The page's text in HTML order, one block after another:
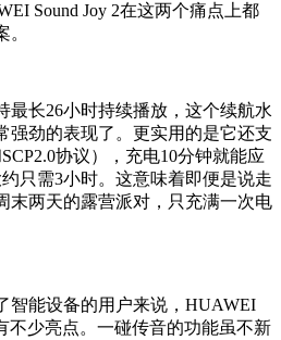
Sound Joy 2在这两个痛点上都
最长26小时持续播放，这个续航水
强劲的表现了。更实用的是它还支
协议），充电10分钟就能应
只需3小时。这意味着即便是说走
末两天的露营派对，只充满一次电
智能设备的用户来说，HUAWEI
不少亮点。一碰传音的功能虽不新